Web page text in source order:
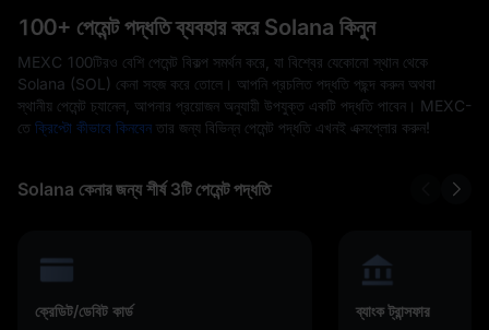
100+ পেমেন্ট পদ্ধতি ব্যবহার করে Solana কিনুন
MEXC 100টিরও বেশি পেমেন্ট বিকল্প সমর্থন করে, যা বিশ্বের যেকোনো স্থান থেকে
Solana (SOL) কেনা সহজ করে তোলে। আপনি প্রচলিত পদ্ধতি পছন্দ করুন অথবা
স্থানীয় পেমেন্ট চ্যানেল, আপনার প্রয়োজন অনুযায়ী উপযুক্ত একটি পদ্ধতি পাবেন। MEXC-
তে ক্রিপ্টো কীভাবে কিনবেন তার জন্য বিভিন্ন পেমেন্ট পদ্ধতি এখনই এক্সপ্লোর করুন!
Solana কেনার জন্য শীর্ষ 3টি পেমেন্ট পদ্ধতি
ক্রেডিট/ডেবিট কার্ড ব্যাংক ট্রান্সফার